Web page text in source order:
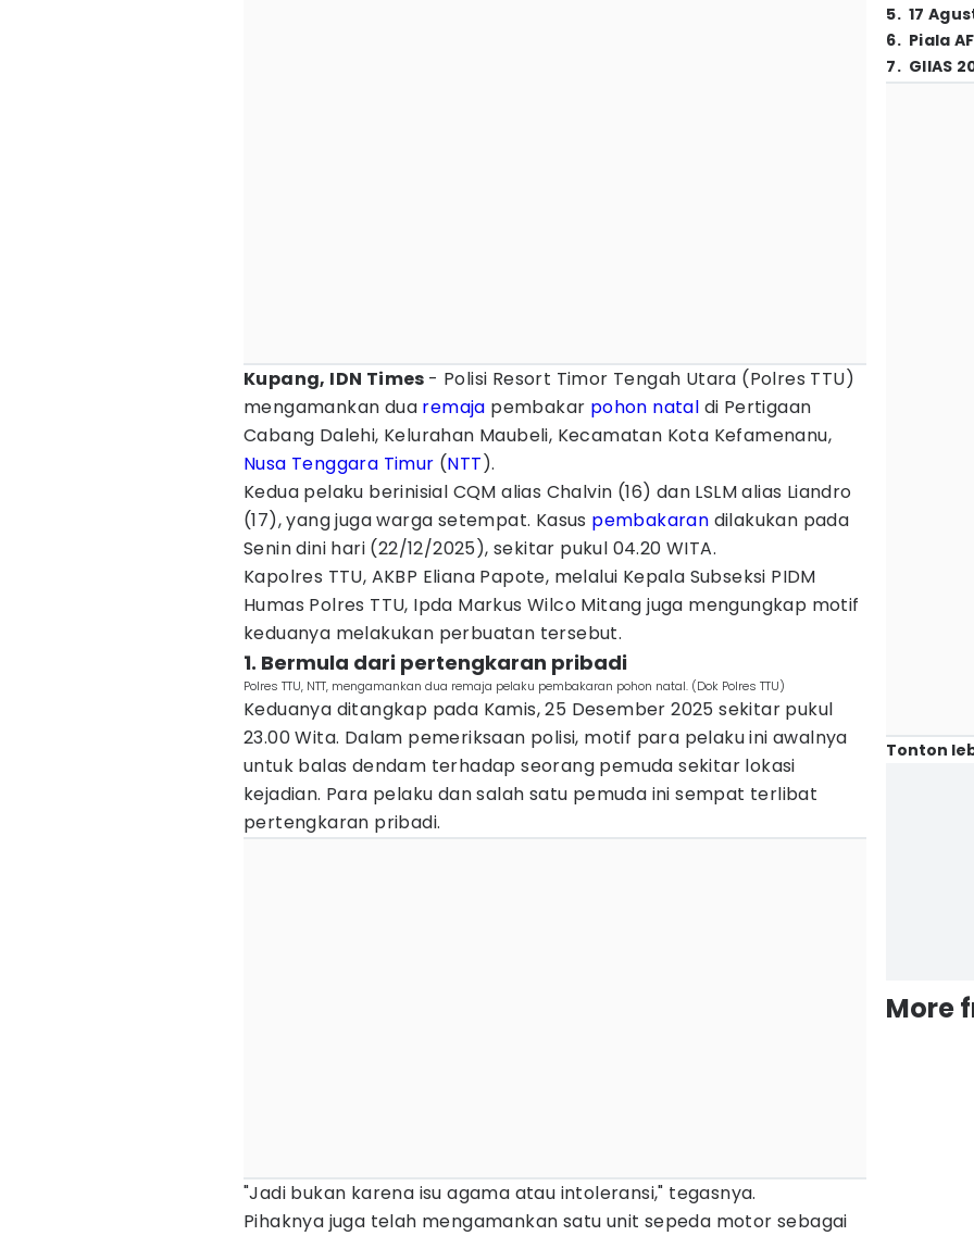
Kupang, IDN Times - Polisi Resort Timor Tengah Utara (Polres TTU)
mengamankan dua remaja pembakar pohon natal di Pertigaan
Cabang Dalehi, Kelurahan Maubeli, Kecamatan Kota Kefamenanu,
Nusa Tenggara Timur (NTT).
Kedua pelaku berinisial CQM alias Chalvin (16) dan LSLM alias Liandro
(17), yang juga warga setempat. Kasus pembakaran dilakukan pada
Senin dini hari (22/12/2025), sekitar pukul 04.20 WITA.
Kapolres TTU, AKBP Eliana Papote, melalui Kepala Subseksi PIDM
Humas Polres TTU, Ipda Markus Wilco Mitang juga mengungkap motif
keduanya melakukan perbuatan tersebut.
1. Bermula dari pertengkaran pribadi
Polres TTU, NTT, mengamankan dua remaja pelaku pembakaran pohon natal. (Dok Polres TTU)
Keduanya ditangkap pada Kamis, 25 Desember 2025 sekitar pukul
23.00 Wita. Dalam pemeriksaan polisi, motif para pelaku ini awalnya
untuk balas dendam terhadap seorang pemuda sekitar lokasi
kejadian. Para pelaku dan salah satu pemuda ini sempat terlibat
pertengkaran pribadi.
"Jadi bukan karena isu agama atau intoleransi," tegasnya.
Pihaknya juga telah mengamankan satu unit sepeda motor sebagai
5. 17
6. Piala
7. GIIAS
Tonton
More